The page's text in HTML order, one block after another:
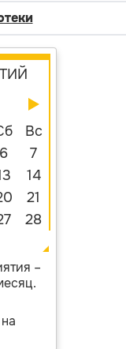
Вс
6
7
14
21
28
–